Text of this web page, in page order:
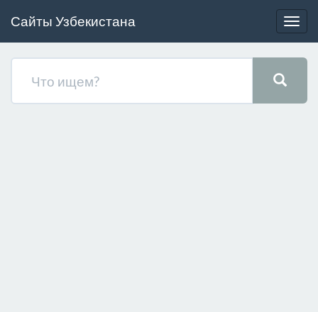
Сайты Узбекистана